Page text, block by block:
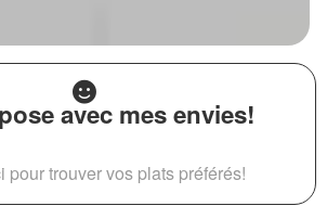
avec mes envies!
pour trouver vos plats préférés!